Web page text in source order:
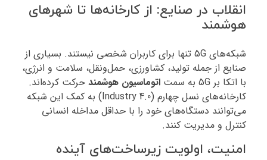
انقلاب در صنایع: از کارخانه‌ها تا شهرهای
هوشمند
شبکه‌های 5G تنها برای کاربران شخصی نیستند. بسیاری از
صنایع از جمله تولید، کشاورزی، حمل‌ونقل، سلامت و انرژی،
با اتکا بر 5G به سمت
اتوماسیون هوشمند حرکت کرده‌اند.
کارخانه‌های نسل چهارم (Industry 4.0) به کمک این شبکه
می‌توانند دستگاه‌های خود را با حداقل مداخله انسانی
کنترل و مدیریت کنند.
امنیت، اولویت زیرساخت‌های آینده